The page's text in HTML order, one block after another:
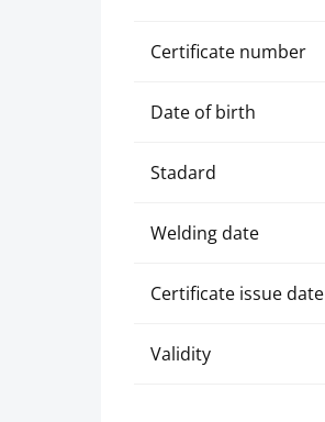
Certificate number
Date of birth
Stadard
Welding date
Certificate issue date
Validity